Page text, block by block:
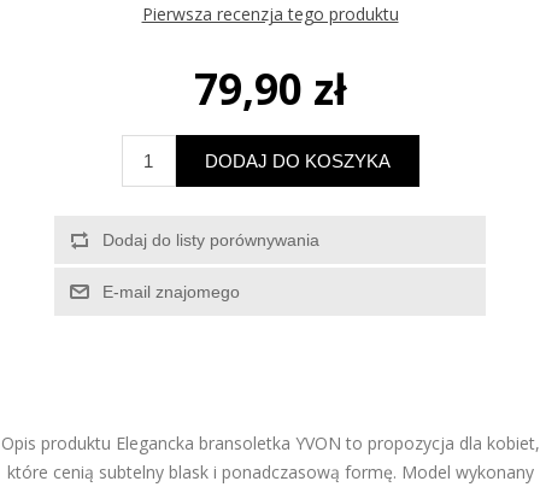
Pierwsza recenzja tego produktu
79,90 zł
Opis produktu Elegancka bransoletka YVON to propozycja dla kobiet,
które cenią subtelny blask i ponadczasową formę. Model wykonany